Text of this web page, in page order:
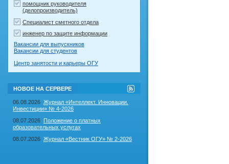
помощник руководителя
(делопроизводитель)
Специалист сметного отдела
инженер по защите информации
Вакансии для выпускников
Вакансии для студентов
Центр занятости и карьеры ОГУ
НОВОЕ НА СЕРВЕРЕ
RSS-
лента
на
06.08.2026 Журнал «Интеллект. Инновации.
Инвестиции» № 4-2026
08.07.2026 Положение о платных
образовательных услугах
08.07.2026 Журнал «Вестник ОГУ» № 2-2026